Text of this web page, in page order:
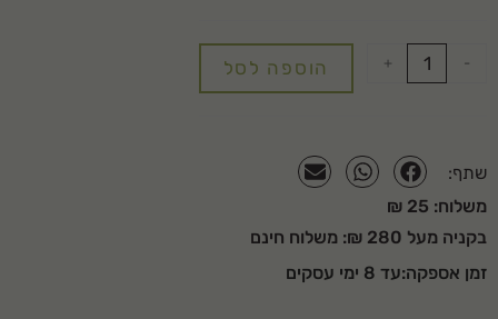
-
+ הוספה לסל
שתף:
משלוח: 25 ₪
בקניה מעל 280 ₪: משלוח חינם
זמן אספקה:עד 8 ימי עסקים